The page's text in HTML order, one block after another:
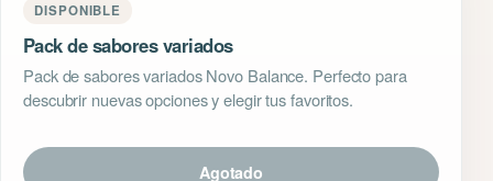
DISPONIBLE
Pack de sabores variados
Pack de sabores variados Novo Balance. Perfecto para
descubrir nuevas opciones y elegir tus favoritos.
Agotado